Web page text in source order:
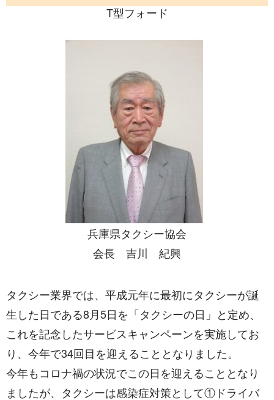
T型フォード
兵庫県タクシー協会
会長 吉川 紀興
タクシー業界では、平成元年に最初にタクシーが誕
生した日である8月5日を「タクシーの日」と定め、
これを記念したサービスキャンペーンを実施してお
り、今年で34回目を迎えることとなりました。
今年もコロナ禍の状況でこの日を迎えることとなり
ましたが、タクシーは感染症対策として①ドライバ